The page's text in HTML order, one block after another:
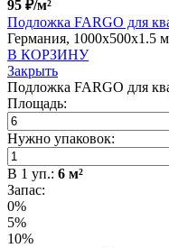
95 ₽/м²
Подложка FARGO для
Германия, 1000x500x1.5
В КОРЗИНУ
Закрыть
Подложка FARGO для
Площадь:
Нужно упаковок:
В 1 уп.: 6 м²
Запас:
0%
5%
10%